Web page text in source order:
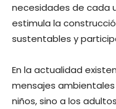
necesidades de cada
estimula la
sustentables y
En la actualidad
mensajes
niños, sino a los